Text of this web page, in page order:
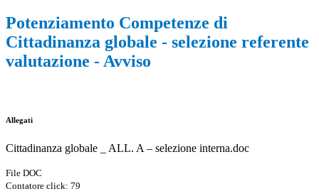
Potenziamento Competenze di
Cittadinanza globale - selezione referente
valutazione - Avviso
Allegati
Cittadinanza globale _ ALL. A – selezione interna.doc
File DOC
Contatore click: 79